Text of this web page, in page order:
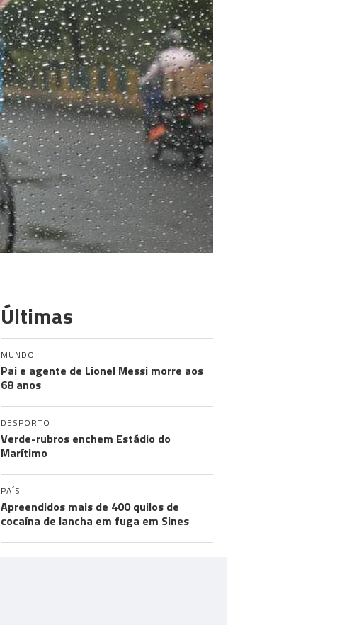
Últimas
MUNDO
Pai e agente de Lionel Messi morre aos
68 anos
DESPORTO
Verde-rubros enchem Estádio do
Marítimo
PAÍS
Apreendidos mais de 400 quilos de
cocaína de lancha em fuga em Sines